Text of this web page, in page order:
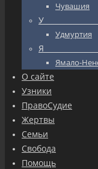
Чувашия
Удмуртия
Ямало-
О сайте
Узники
ПравоСудие
Жертвы
Семьи
Свобода
Помощь